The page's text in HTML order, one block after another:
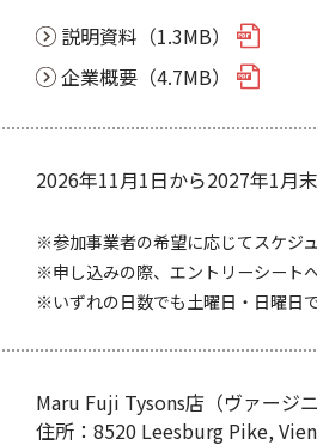
説明資料（1.3MB）
企業概要（4.7MB）
2026年11月1日から2027年1月
参加事業者の希望に応じてスケジ
申し込みの際、エントリーシート
いずれの日数でも土曜日・日曜日
Maru Fuji Tysons店（ヴァージ
住所：8520 Leesburg Pike,